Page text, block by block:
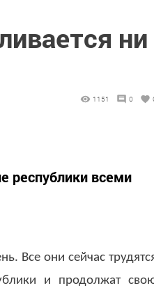
ни
1151 0
республики всеми
Все они сейчас
и продолжат